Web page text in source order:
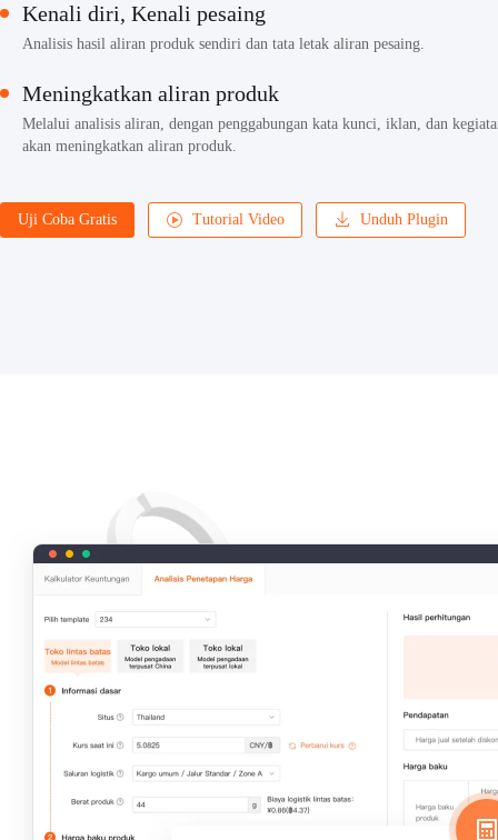
Kenali diri, Kenali pesaing
Analisis hasil aliran produk sendiri dan tata letak aliran pesaing.
Meningkatkan aliran produk
Melalui analisis aliran, dengan penggabungan kata kunci, iklan, dan
akan meningkatkan aliran produk.
Uji Coba Gratis Tutorial Video Unduh Plugin